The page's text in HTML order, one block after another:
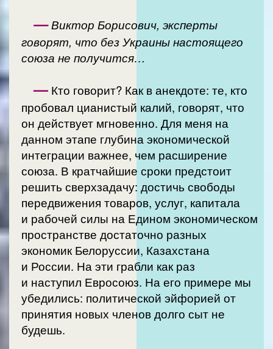
—Виктор Борисович, эксперты
говорят, что без Украины настоящего
союза не получится…
— Кто говорит? Как в анекдоте: те, кто
пробовал цианистый калий, говорят, что
он действует мгновенно. Для меня на
данном этапе глубина экономической
интеграции важнее, чем расширение
союза. В кратчайшие сроки предстоит
решить сверхзадачу: достичь свободы
передвижения товаров, услуг, капитала
и рабочей силы на Едином экономическом
пространстве достаточно разных
экономик Белоруссии, Казахстана
и России. На эти грабли как раз
и наступил Евросоюз. На его примере мы
убедились: политической эйфорией от
принятия новых членов долго сыт не
будешь.